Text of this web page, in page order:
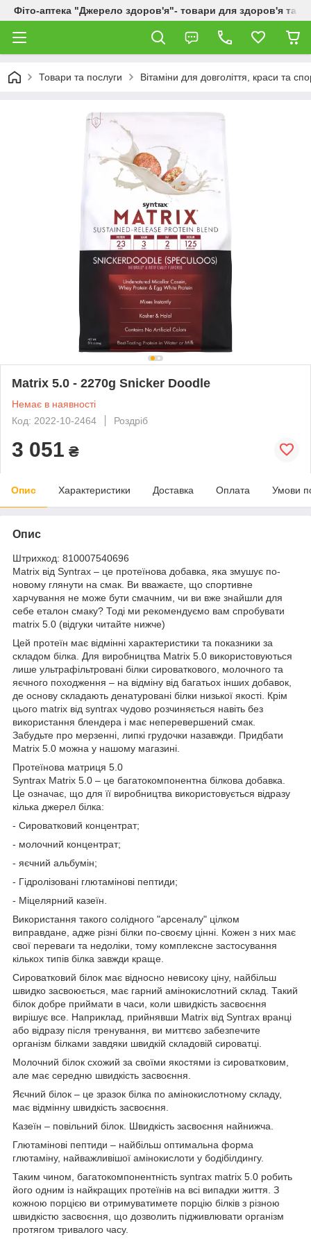
Фіто-аптека "Джерело здоров'я"- товари для здоров'я та
Товари та послуги Вітаміни для довголіття, краси та
Matrix 5.0 - 2270g Snicker Doodle
Немає в наявності
Код: 2022-10-2464
Роздріб
3 051 ₴
Опис Характеристики Доставка Оплата Умови
Опис
Штрихкод: 810007540696
Matrix від Syntrax – це протеїнова добавка, яка змушує по-
новому глянути на смак. Ви вважаєте, що спортивне
харчування не може бути смачним, чи ви вже знайшли для
себе еталон смаку? Тоді ми рекомендуємо вам спробувати
matrix 5.0 (відгуки читайте нижче)
Цей протеїн має відмінні характеристики та показники за
складом білка. Для виробництва Matrix 5.0 використовуються
лише ультрафільтровані білки сироваткового, молочного та
яєчного походження – на відміну від багатьох інших добавок,
де основу складають денатуровані білки низької якості. Крім
цього matrix від syntrax чудово розчиняється навіть без
використання блендера і має неперевершений смак.
Забудьте про мерзенні, липкі грудочки назавжди. Придбати
Matrix 5.0 можна у нашому магазині.
Протеїнова матриця 5.0
Syntrax Matrix 5.0 – це багатокомпонентна білкова добавка.
Це означає, що для її виробництва використовується відразу
кілька джерел білка:
- Сироватковий концентрат;
- молочний концентрат;
- яєчний альбумін;
- Гідролізовані глютамінові пептиди;
- Міцелярний казеїн.
Використання такого солідного "арсеналу" цілком
виправдане, адже різні білки по-своєму цінні. Кожен з них має
свої переваги та недоліки, тому комплексне застосування
кількох типів білка завжди краще.
Сироватковий білок має відносно невисоку ціну, найбільш
швидко засвоюється, має гарний амінокислотний склад. Такий
білок добре приймати в часи, коли швидкість засвоєння
вирішує все. Наприклад, прийнявши Matrix від Syntrax вранці
або відразу після тренування, ви миттєво забезпечите
організм білками завдяки швидкій складовій сироватці.
Молочний білок схожий за своїми якостями із сироватковим,
але має середню швидкість засвоєння.
Яєчний білок – це зразок білка по амінокислотному складу,
має відмінну швидкість засвоєння.
Казеїн – повільний білок. Швидкість засвоєння найнижча.
Глютамінові пептиди – найбільш оптимальна форма
глютаміну, найважливішої амінокислоти у бодібілдингу.
Таким чином, багатокомпонентність syntrax matrix 5.0 робить
його одним із найкращих протеїнів на всі випадки життя. З
кожною порцією ви отримуватимете порцію білків з різною
швидкістю засвоєння, що дозволить підживлювати організм
протягом тривалого часу.